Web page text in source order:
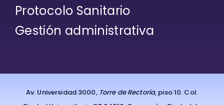
Protocolo Sanitario
Gestión administrativa
Av. Universidad 3000, Torre de Rectoría, piso 10. Col.